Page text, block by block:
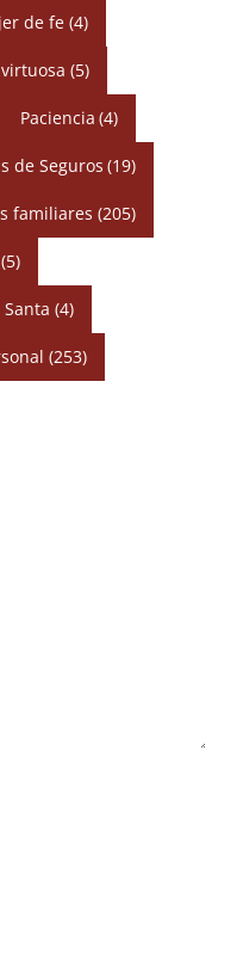
de fe (4)
(5)
Paciencia (4)
de Seguros (19)
familiares (205)
(5)
(4)
(253)